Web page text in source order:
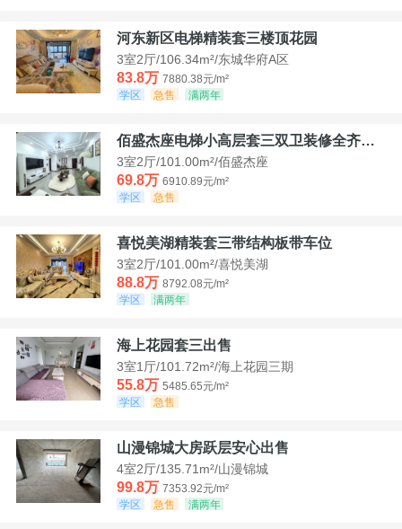
河东新区电梯精装套三楼顶花园
3室2厅/106.34m²/东城华府A区
83.8万 7880.38元/m²
学区
急售 满两年
佰盛杰座电梯小高层套三双卫装修全齐诚意出售
3室2厅/101.00m²/佰盛杰座
69.8万 6910.89元/m²
学区
急售
喜悦美湖精装套三带结构板带车位
3室2厅/101.00m²/喜悦美湖
88.8万 8792.08元/m²
学区
满两年
海上花园套三出售
3室1厅/101.72m²/海上花园三期
55.8万 5485.65元/m²
学区
急售
山漫锦城大房跃层安心出售
4室2厅/135.71m²/山漫锦城
99.8万 7353.92元/m²
学区
急售 满两年